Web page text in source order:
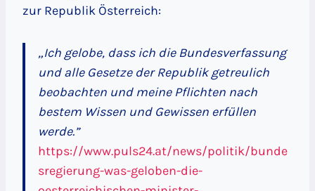
zur Republik Österreich:
„Ich gelobe, dass ich die Bundesverfassung
und alle Gesetze der Republik getreulich
beobachten und meine Pflichten nach
bestem Wissen und Gewissen erfüllen
werde.”
https://www.puls24.at/news/politik/bunde
sregierung-was-geloben-die-